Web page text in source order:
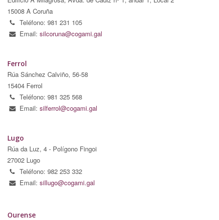
15008 A Coruña
Teléfono: 981 231 105
Email: silcoruna@cogami.gal
Ferrol
Rúa Sánchez Calviño, 56-58
15404 Ferrol
Teléfono: 981 325 568
Email: silferrol@cogami.gal
Lugo
Rúa da Luz, 4 - Polígono Fingoi
27002 Lugo
Teléfono: 982 253 332
Email: sillugo@cogami.gal
Ourense